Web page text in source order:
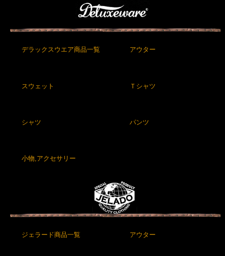
デラックスウエア商品一覧 アウター
スウェット Ｔシャツ
シャツ パンツ
小物,アクセサリー
ジェラード商品一覧 アウター